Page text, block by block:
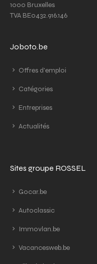
1000 Bruxelles
TVA BE0432.916.146
Joboto.be
Offres d'emploi
Catégories
Entreprises
Actualités
Sites groupe ROSSEL
Gocar.be
Autoclassic
Immovlan.be
Vacancesweb.be